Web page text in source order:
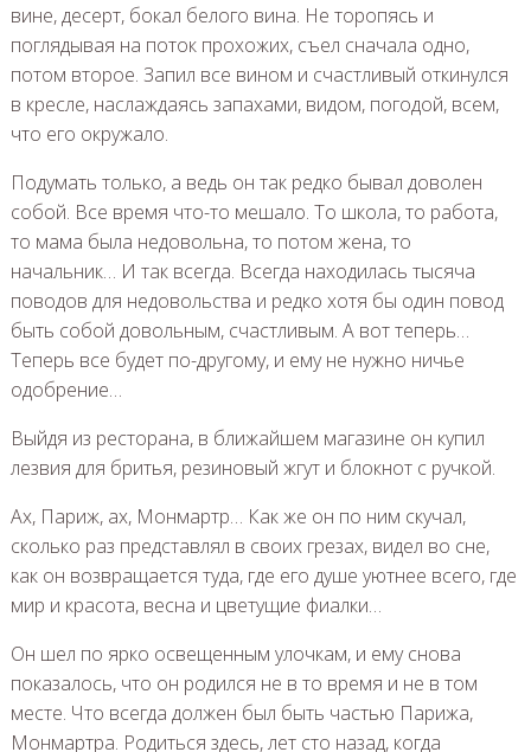
вине, десерт, бокал белого вина. Не торопясь и
поглядывая на поток прохожих, съел сначала одно,
потом второе. Запил все вином и счастливый откинулся
в кресле, наслаждаясь запахами, видом, погодой, всем,
что его окружало.
Подумать только, а ведь он так редко бывал доволен
собой. Все время что-то мешало. То школа, то работа,
то мама была недовольна, то потом жена, то
начальник… И так всегда. Всегда находилась тысяча
поводов для недовольства и редко хотя бы один повод
быть собой довольным, счастливым. А вот теперь…
Теперь все будет по-другому, и ему не нужно ничье
одобрение…
Выйдя из ресторана, в ближайшем магазине он купил
лезвия для бритья, резиновый жгут и блокнот с ручкой.
Ах, Париж, ах, Монмартр… Как же он по ним скучал,
сколько раз представлял в своих грезах, видел во сне,
как он возвращается туда, где его душе уютнее всего, где
мир и красота, весна и цветущие фиалки…
Он шел по ярко освещенным улочкам, и ему снова
показалось, что он родился не в то время и не в том
месте. Что всегда должен был быть частью Парижа,
Монмартра. Родиться здесь, лет сто назад, когда